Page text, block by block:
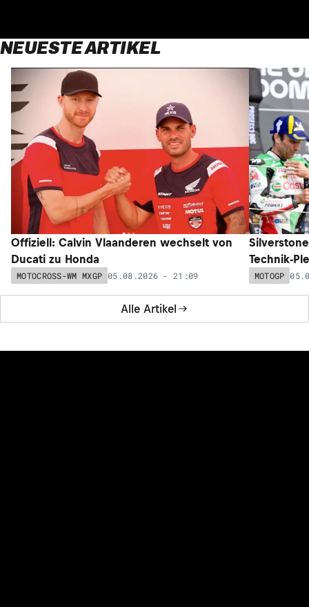
NEUESTE ARTIKEL
Alle Artikel
Offiziell: Calvin Vlaanderen wechselt von
Ducati zu Honda
MOTOCROSS-WM MXGP 05.08.2026 - 21:09
Technik-
MOTOGP